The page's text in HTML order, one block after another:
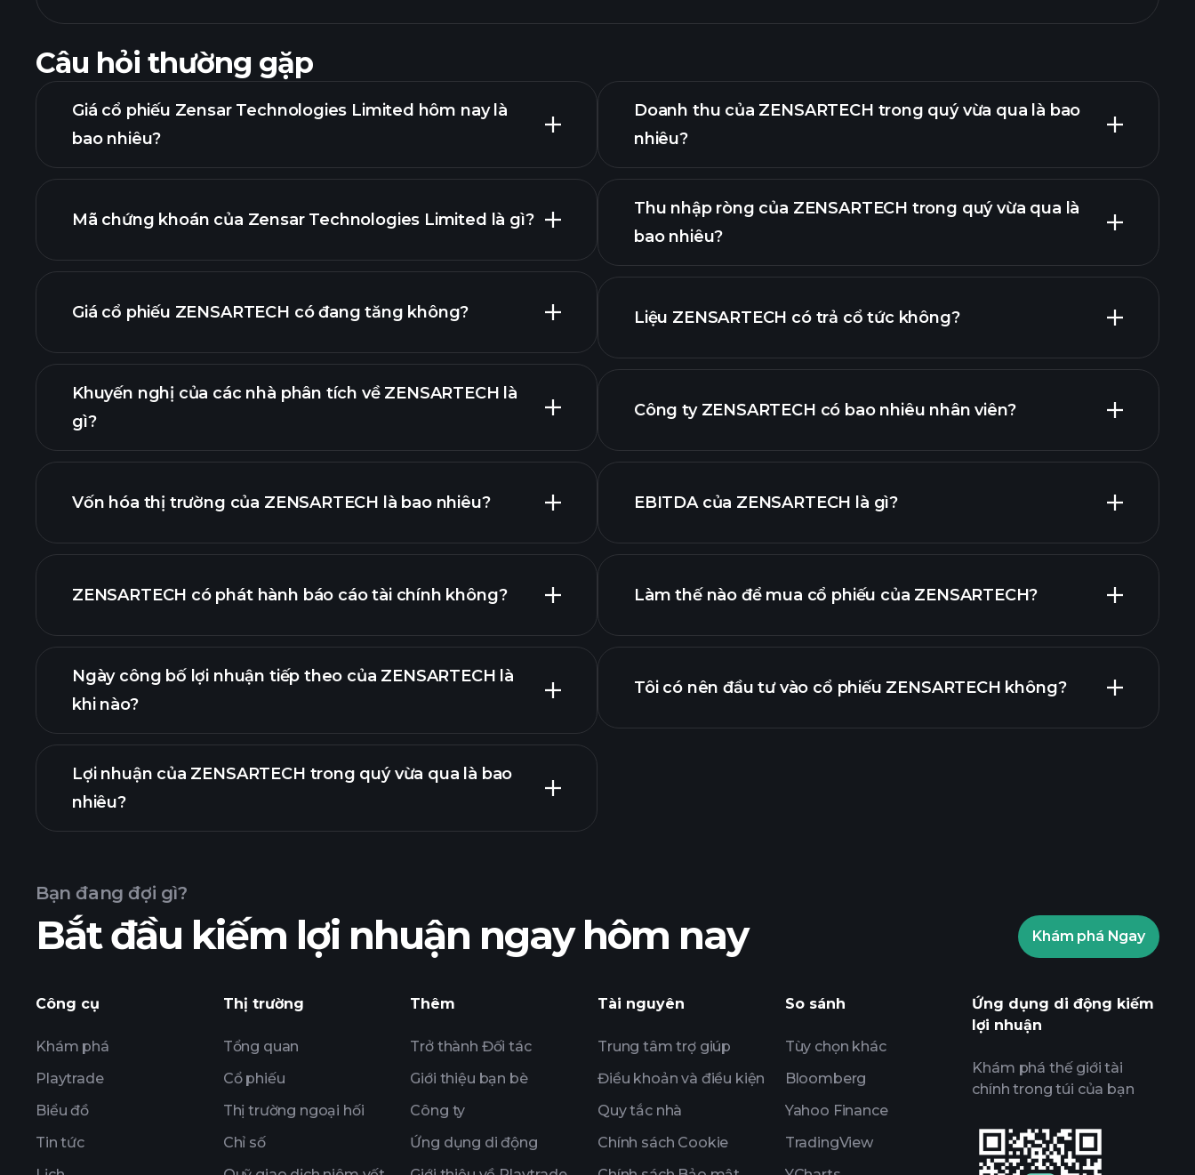
Câu hỏi thường gặp
Giá cổ phiếu Zensar Technologies Limited hôm nay là
bao nhiêu?
biểu đồ nâng cao
Mã chứng khoán của Zensar Technologies Limited là gì?
Giá cổ phiếu ZENSARTECH có đang tăng không?
Khuyến nghị của các nhà phân tích về ZENSARTECH là
gì?
Vốn hóa thị trường của ZENSARTECH là bao nhiêu?
danh sách cổ phiếu của chúng tôi
ZENSARTECH có phát hành báo cáo tài chính không?
tài chính của ZENSARTECH
Ngày công bố lợi nhuận tiếp theo của ZENSARTECH là
khi nào?
Lịch công bố lợi
nhuận
Lợi nhuận của ZENSARTECH trong quý vừa qua là bao
nhiêu?
lợi nhuận của ZENSARTECH
Doanh thu của ZENSARTECH trong quý vừa qua là bao
nhiêu?
báo cáo tài chính
Thu nhập ròng của ZENSARTECH trong quý vừa qua là
bao nhiêu?
báo cáo tài chính
Liệu ZENSARTECH có trả cổ tức không?
Công ty ZENSARTECH có bao nhiêu nhân viên?
EBITDA của ZENSARTECH là gì?
báo cáo tài
Làm thế nào để mua cổ phiếu của ZENSARTECH?
Tôi có nên đầu tư vào cổ phiếu ZENSARTECH không?
Playtrade Tournaments
các thông tin thị
theo dõi
Các
Bạn đang đợi gì?
Bắt đầu kiếm lợi nhuận ngay hôm nay Khám phá Ngay
Công cụ
Khám phá
Playtrade
Biểu đồ
Tin tức
Thị trường
Tổng quan
Cổ phiếu
Thị trường ngoại hối
Chỉ số
Thêm
Trở thành Đối tác
Giới thiệu bạn bè
Công ty
Ứng dụng di động
Tài nguyên
Trung tâm trợ giúp
Điều khoản và điều kiện
Quy tắc nhà
Chính sách Cookie
So sánh
Tùy chọn khác
Bloomberg
Yahoo Finance
TradingView
Ứng dụng di động kiếm
lợi nhuận
Khám phá thế giới tài
chính trong túi của bạn